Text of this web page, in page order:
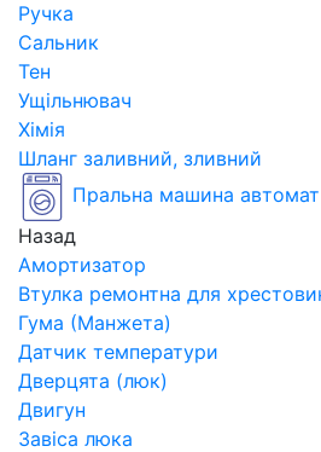
Ручка
Сальник
Тен
Ущільнювач
Хімія
Шланг заливний, зливний
Пральна машина
Назад
Амортизатор
Втулка ремонтна для
Гума (Манжета)
Датчик температури
Дверцята (люк)
Двигун
Завіса люка